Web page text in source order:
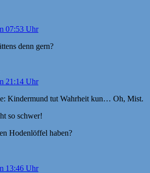
07:53 Uhr
denn gern?
21:14 Uhr
Kindermund tut Wahrheit kun… Oh, Mist.
so schwer!
Hodenlöffel haben?
13:46 Uhr